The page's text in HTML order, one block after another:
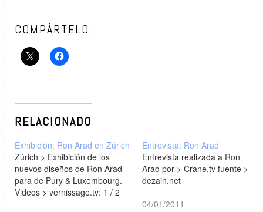
COMPÁRTELO:
RELACIONADO
Exhibición: Ron Arad en Zúrich
Zúrich > Exhibición de los
nuevos diseños de Ron Arad
para de Pury & Luxembourg.
Videos > vernissage.tv: 1 / 2
Entrevista: Ron Arad
Entrevista realizada a Ron
Arad por > Crane.tv fuente >
dezain.net
04/01/2011